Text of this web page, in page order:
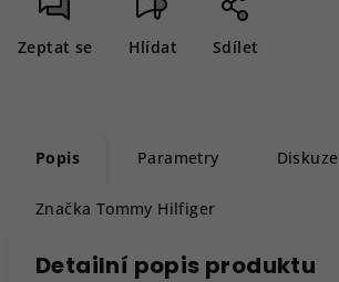
Zeptat se Hlídat Sdílet
Popis Parametry Diskuze
Značka Tommy Hilfiger
Detailní popis produktu